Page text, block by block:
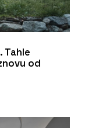
Tahle
od